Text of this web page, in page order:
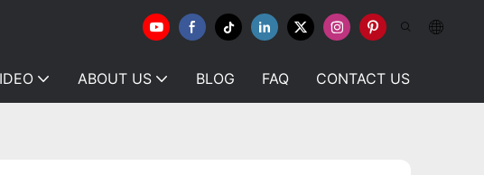
ABOUT US BLOG FAQ CONTACT US